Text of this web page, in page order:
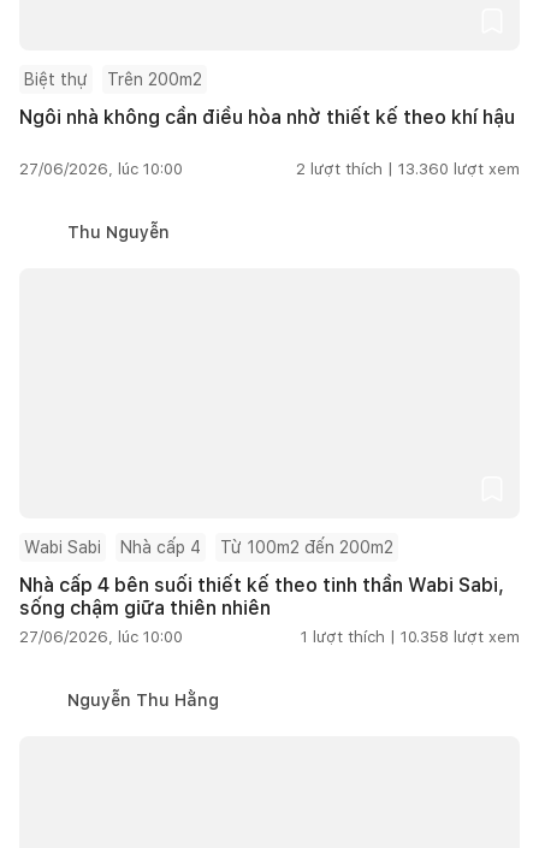
Biệt thự Trên 200m2
Ngôi nhà không cần điều hòa nhờ thiết kế theo khí hậu
27/06/2026, lúc 10:00 2 lượt thích | 13.360 lượt xem
Thu Nguyễn
Wabi Sabi Nhà cấp 4 Từ 100m2 đến 200m2
Nhà cấp 4 bên suối thiết kế theo tinh thần Wabi Sabi,
sống chậm giữa thiên nhiên
27/06/2026, lúc 10:00 1 lượt thích | 10.358 lượt xem
Nguyễn Thu Hằng